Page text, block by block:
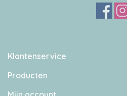
Klantenservice
Producten